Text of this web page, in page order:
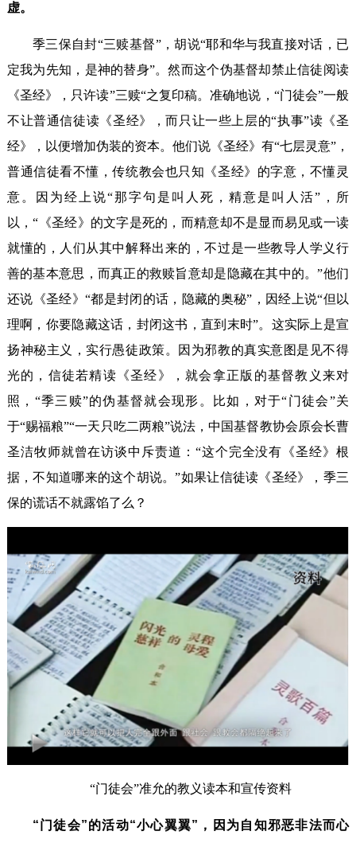
虚。
季三保自封“三赎基督”，胡说“耶和华与我直接对话，已
定我为先知，是神的替身”。然而这个伪基督却禁止信徒阅读
《圣经》，只许读”三赎“之复印稿。准确地说，“门徒会”一般
不让普通信徒读《圣经》，而只让一些上层的“执事”读《圣
经》，以便增加伪装的资本。他们说《圣经》有“七层灵意”，
普通信徒看不懂，传统教会也只知《圣经》的字意，不懂灵
意。因为经上说“那字句是叫人死，精意是叫人活”，所
以，“《圣经》的文字是死的，而精意却不是显而易见或一读
就懂的，人们从其中解释出来的，不过是一些教导人学义行
善的基本意思，而真正的救赎旨意却是隐藏在其中的。”他们
还说《圣经》“都是封闭的话，隐藏的奥秘”，因经上说“但以
理啊，你要隐藏这话，封闭这书，直到末时”。这实际上是宣
扬神秘主义，实行愚徒政策。因为邪教的真实意图是见不得
光的，信徒若精读《圣经》，就会拿正版的基督教义来对
照，“季三赎”的伪基督就会现形。比如，对于“门徒会”关
于“赐福粮”“一天只吃二两粮”说法，中国基督教协会原会长曹
圣洁牧师就曾在访谈中斥责道：“这个完全没有《圣经》根
据，不知道哪来的这个胡说。”如果让信徒读《圣经》，季三
保的谎话不就露馅了么？
“门徒会”准允的教义读本和宣传资料
“门徒会”的活动“小心翼翼”，因为自知邪恶非法而心